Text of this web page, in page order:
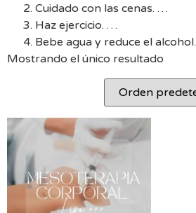
Cuidado con las cenas. …
Haz ejercicio. …
Bebe agua y reduce el alcohol.
Mostrando el único resultado